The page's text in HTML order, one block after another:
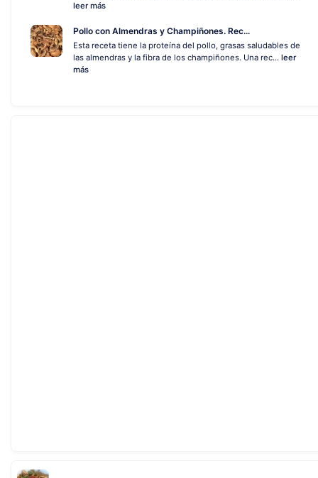
leer más
Pollo con Almendras y Champiñones. Rec...
Esta receta tiene la proteína del pollo, grasas saludables de
las almendras y la fibra de los champiñones. Una rec... leer
más